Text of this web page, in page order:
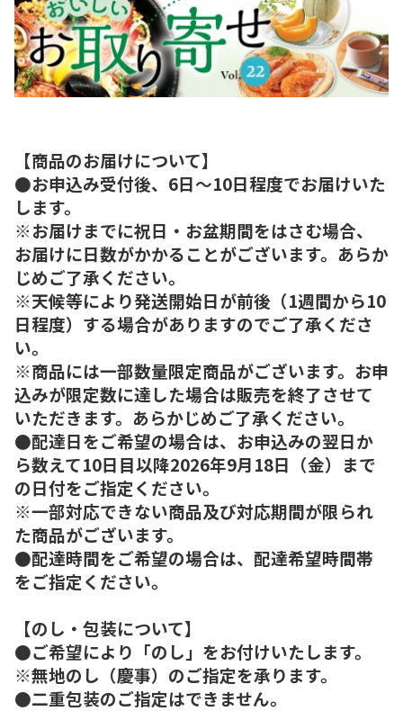
【商品のお届けについて】
●お申込み受付後、6日～10日程度でお届けいた
します。
※お届けまでに祝日・お盆期間をはさむ場合、
お届けに日数がかかることがございます。あらか
じめご了承ください。
※天候等により発送開始日が前後（1週間から10
日程度）する場合がありますのでご了承くださ
い。
※商品には一部数量限定商品がございます。お申
込みが限定数に達した場合は販売を終了させて
いただきます。あらかじめご了承ください。
●配達日をご希望の場合は、お申込みの翌日か
ら数えて10日目以降2026年9月18日（金）まで
の日付をご指定ください。
※一部対応できない商品及び対応期間が限られ
た商品がございます。
●配達時間をご希望の場合は、配達希望時間帯
をご指定ください。
【のし・包装について】
●ご希望により「のし」をお付けいたします。
※無地のし（慶事）のご指定を承ります。
●二重包装のご指定はできません。